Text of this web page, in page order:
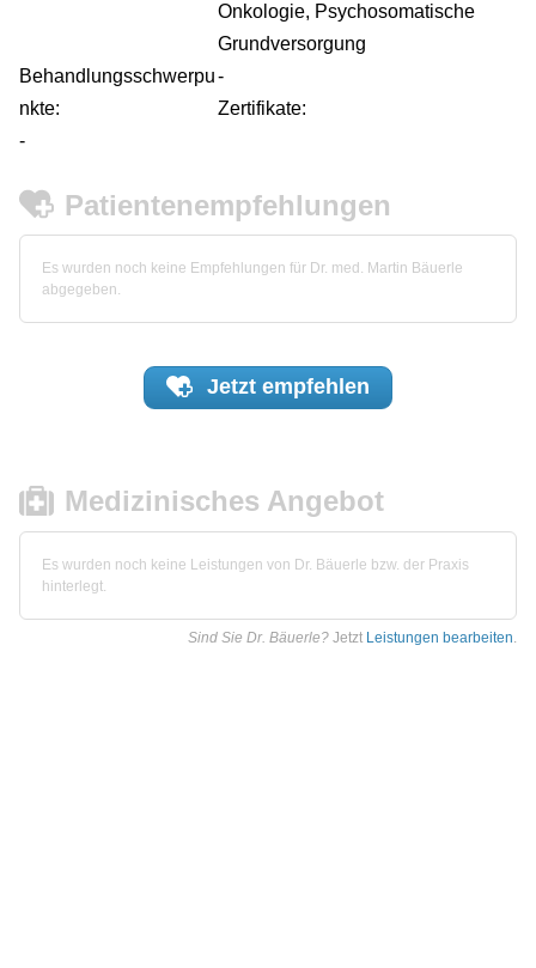
Onkologie, Psychosomatische
Grundversorgung
Behandlungsschwerpu
nkte:
-
Zertifikate:
-
Patientenempfehlungen
Es wurden noch keine Empfehlungen für Dr. med. Martin Bäuerle
abgegeben.
Jetzt empfehlen
Medizinisches Angebot
Es wurden noch keine Leistungen von Dr. Bäuerle bzw. der Praxis
hinterlegt.
Sind Sie Dr. Bäuerle? Jetzt Leistungen bearbeiten.